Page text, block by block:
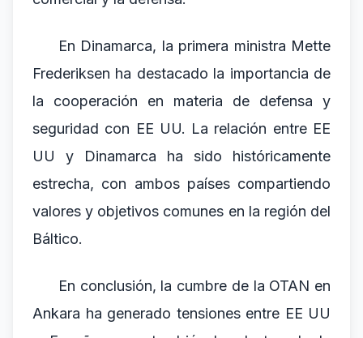
En Dinamarca, la primera ministra Mette
Frederiksen ha destacado la importancia de
la cooperación en materia de defensa y
seguridad con EE UU. La relación entre EE
UU y Dinamarca ha sido históricamente
estrecha, con ambos países compartiendo
valores y objetivos comunes en la región del
Báltico.
En conclusión, la cumbre de la OTAN en
Ankara ha generado tensiones entre EE UU